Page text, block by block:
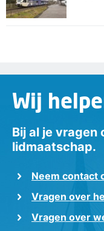
Wij
Bij al je vragen
lidmaatschap.
Neem contact
Vragen over
Vragen over